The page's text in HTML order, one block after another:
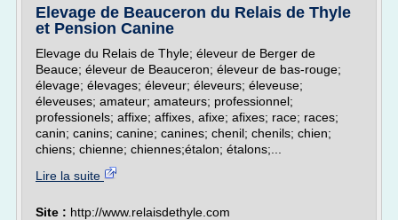
Elevage de Beauceron du Relais de Thyle
et Pension Canine
Elevage du Relais de Thyle; éleveur de Berger de
Beauce; éleveur de Beauceron; éleveur de bas-rouge;
élevage; élevages; éleveur; éleveurs; éleveuse;
éleveuses; amateur; amateurs; professionnel;
professionels; affixe; affixes, afixe; afixes; race; races;
canin; canins; canine; canines; chenil; chenils; chien;
chiens; chienne; chiennes;étalon; étalons;...
Lire la suite
Site : http://www.relaisdethyle.com